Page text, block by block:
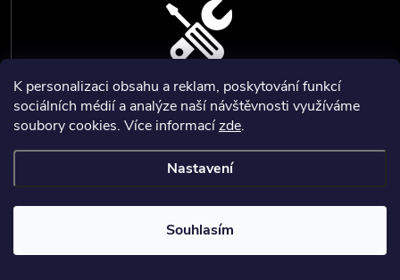
K personalizaci obsahu a reklam, poskytování funkcí
sociálních médií a analýze naší návštěvnosti využíváme
soubory cookies. Více informacízde.
Nastavení
Souhlasím
SERVIS, SEŘÍZENÍ A KALIBRACE
Zajišťujeme servisní a kalibrační služby geodetických a stavebních
přístrojů a pomůcek.
Vytvořil Shoptet
cookies
Nastartoval